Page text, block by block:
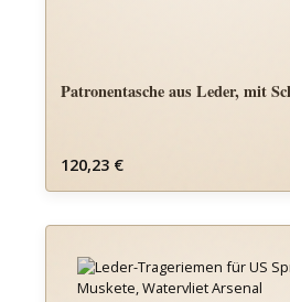
Patronentasche aus Leder, mit
Regulärer Preis:
120,23 €